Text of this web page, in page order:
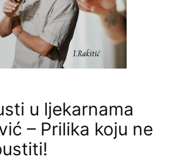
u ljekarnama
– Prilika koju ne